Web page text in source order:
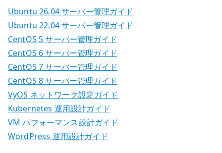
Ubuntu 26.04 サーバー管理ガイド
Ubuntu 22.04 サーバー管理ガイド
CentOS 5 サーバー管理ガイド
CentOS 6 サーバー管理ガイド
CentOS 7 サーバー管理ガイド
CentOS 8 サーバー管理ガイド
VyOS ネットワーク設定ガイド
Kubernetes 運用設計ガイド
VM パフォーマンス設計ガイド
WordPress 運用設計ガイド